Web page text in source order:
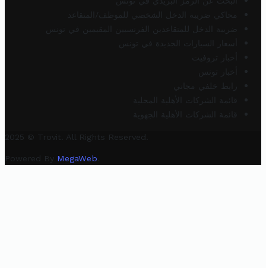
محاكي ضريبة الدخل الشخصي للموظف/المتقاعد
ضريبة الدخل للمتقاعدين الفرنسيين المقيمين في تونس
أسعار السيارات الجديدة في تونس
أخبار تروفيت
أخبار تونس
رابط خلفي مجاني
قائمة الشركات الأهلية المحلية
قائمة الشركات الأهلية الجهوية
2025 © Trovit. All Rights Reserved.
Powered By MegaWeb